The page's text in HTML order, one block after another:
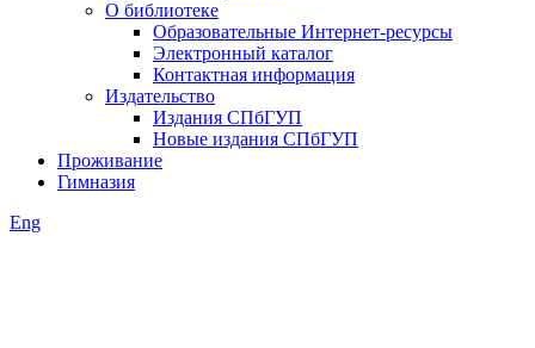
О библиотеке
Образовательные Интернет-ресурсы
Электронный каталог
Контактная информация
Издательство
Издания СПбГУП
Новые издания СПбГУП
Проживание
Гимназия
Eng